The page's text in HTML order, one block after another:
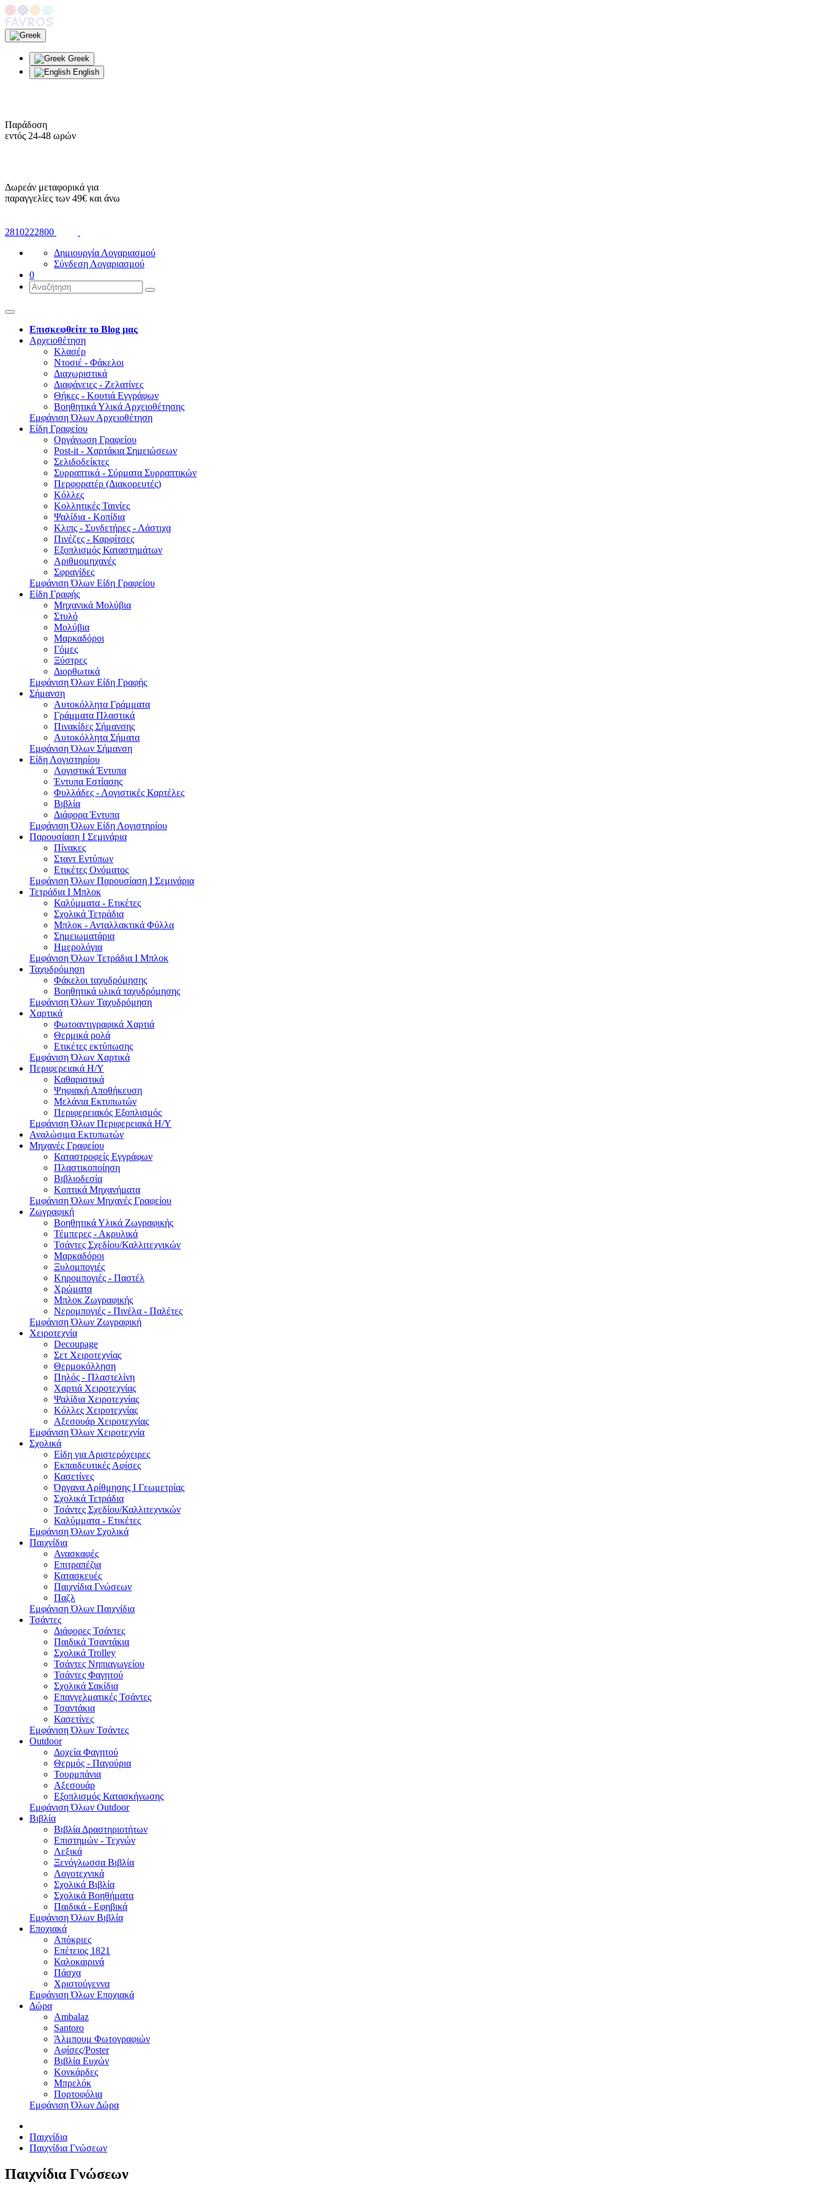
Greek
English
Παράδοση
εντός 24-48 ωρών
Δωρεάν μεταφορικά για
παραγγελίες των 49€ και άνω
2810222800
Δημιουργία Λογαριασμού
Σύνδεση Λογαριασμού
0
Επισκεφθείτε το Blog μας
Αρχειοθέτηση
Κλασέρ
Ντοσιέ - Φάκελοι
Διαχωριστικά
Διαφάνειες - Ζελατίνες
Θήκες - Κουτιά Εγγράφων
Βοηθητικά Υλικά Αρχειοθέτησης
Εμφάνιση Όλων Αρχειοθέτηση
Είδη Γραφείου
Οργάνωση Γραφείου
Post-it - Χαρτάκια Σημειώσεων
Σελιδοδείκτες
Συρραπτικά - Σύρματα Συρραπτικών
Περφορατέρ (Διακορευτές)
Κόλλες
Κολλητικές Ταινίες
Ψαλίδια - Κοπίδια
Κλιπς - Συνδετήρες - Λάστιχα
Πινέζες - Καρφίτσες
Εξοπλισμός Καταστημάτων
Αριθμομηχανές
Σφραγίδες
Εμφάνιση Όλων Είδη Γραφείου
Είδη Γραφής
Μηχανικά Μολύβια
Στυλό
Μολύβια
Μαρκαδόροι
Γόμες
Ξύστρες
Διορθωτικά
Εμφάνιση Όλων Είδη Γραφής
Σήμανση
Αυτοκόλλητα Γράμματα
Γράμματα Πλαστικά
Πινακίδες Σήμανσης
Αυτοκόλλητα Σήματα
Εμφάνιση Όλων Σήμανση
Είδη Λογιστηρίου
Λογιστικά Έντυπα
Έντυπα Εστίασης
Φυλλάδες - Λογιστικές Καρτέλες
Βιβλία
Διάφορα Έντυπα
Εμφάνιση Όλων Είδη Λογιστηρίου
Παρουσίαση I Σεμινάρια
Πίνακες
Σταντ Εντύπων
Ετικέτες Ονόματος
Εμφάνιση Όλων Παρουσίαση I Σεμινάρια
Τετράδια I Μπλοκ
Καλύμματα - Ετικέτες
Σχολικά Τετράδια
Μπλοκ - Ανταλλακτικά Φύλλα
Σημειωματάρια
Ημερολόγια
Εμφάνιση Όλων Τετράδια I Μπλοκ
Ταχυδρόμηση
Φάκελοι ταχυδρόμησης
Βοηθητικά υλικά ταχυδρόμησης
Εμφάνιση Όλων Ταχυδρόμηση
Χαρτικά
Φωτοαντιγραφικά Χαρτιά
Θερμικά ρολά
Ετικέτες εκτύπωσης
Εμφάνιση Όλων Χαρτικά
Περιφερειακά Η/Υ
Καθαριστικά
Ψηφιακή Αποθήκευση
Μελάνια Εκτυπωτών
Περιφερειακός Εξοπλισμός
Εμφάνιση Όλων Περιφερειακά Η/Υ
Αναλώσιμα Εκτυπωτών
Μηχανές Γραφείου
Καταστροφείς Εγγράφων
Πλαστικοποίηση
Βιβλιοδεσία
Κοπτικά Μηχανήματα
Εμφάνιση Όλων Μηχανές Γραφείου
Ζωγραφική
Βοηθητικά Υλικά Ζωγραφικής
Τέμπερες - Ακρυλικά
Τσάντες Σχεδίου/Καλλιτεχνικών
Μαρκαδόροι
Ξυλομπογιές
Κηρομπογιές - Παστέλ
Χρώματα
Μπλοκ Ζωγραφικής
Νερομπογιές - Πινέλα - Παλέτες
Εμφάνιση Όλων Ζωγραφική
Χειροτεχνία
Decoupage
Σετ Χειροτεχνίας
Θερμοκόλληση
Πηλός - Πλαστελίνη
Χαρτιά Χειροτεχνίας
Ψαλίδια Χειροτεχνίας
Κόλλες Χειροτεχνίας
Αξεσουάρ Χειροτεχνίας
Εμφάνιση Όλων Χειροτεχνία
Σχολικά
Είδη για Αριστερόχειρες
Εκπαιδευτικές Αφίσες
Κασετίνες
Όργανα Αρίθμησης Ι Γεωμετρίας
Σχολικά Τετράδια
Τσάντες Σχεδίου/Καλλιτεχνικών
Καλύμματα - Ετικέτες
Εμφάνιση Όλων Σχολικά
Παιχνίδια
Ανασκαφές
Επιτραπέζια
Κατασκευές
Παιχνίδια Γνώσεων
Παζλ
Εμφάνιση Όλων Παιχνίδια
Τσάντες
Διάφορες Τσάντες
Παιδικά Τσαντάκια
Σχολικά Trolley
Τσάντες Νηπιαγωγείου
Τσάντες Φαγητού
Σχολικά Σακίδια
Επαγγελματικές Τσάντες
Τσαντάκια
Κασετίνες
Εμφάνιση Όλων Τσάντες
Outdoor
Δοχεία Φαγητού
Θερμός - Παγούρια
Τουρμπάνια
Αξεσουάρ
Εξοπλισμός Κατασκήνωσης
Εμφάνιση Όλων Outdoor
Βιβλία
Βιβλία Δραστηριοτήτων
Επιστημών - Τεχνών
Λεξικά
Ξενόγλωσσα Βιβλία
Λογοτεχνικά
Σχολικά Βιβλία
Σχολικά Βοηθήματα
Παιδικά - Εφηβικά
Εμφάνιση Όλων Βιβλία
Εποχιακά
Απόκριες
Επέτειος 1821
Καλοκαιρινά
Πάσχα
Χριστούγεννα
Εμφάνιση Όλων Εποχιακά
Δώρα
Ambalaz
Santoro
Άλμπουμ Φωτογραφιών
Αφίσες/Poster
Βιβλία Ευχών
Κονκάρδες
Μπρελόκ
Πορτοφόλια
Εμφάνιση Όλων Δώρα
Παιχνίδια
Παιχνίδια Γνώσεων
Παιχνίδια Γνώσεων